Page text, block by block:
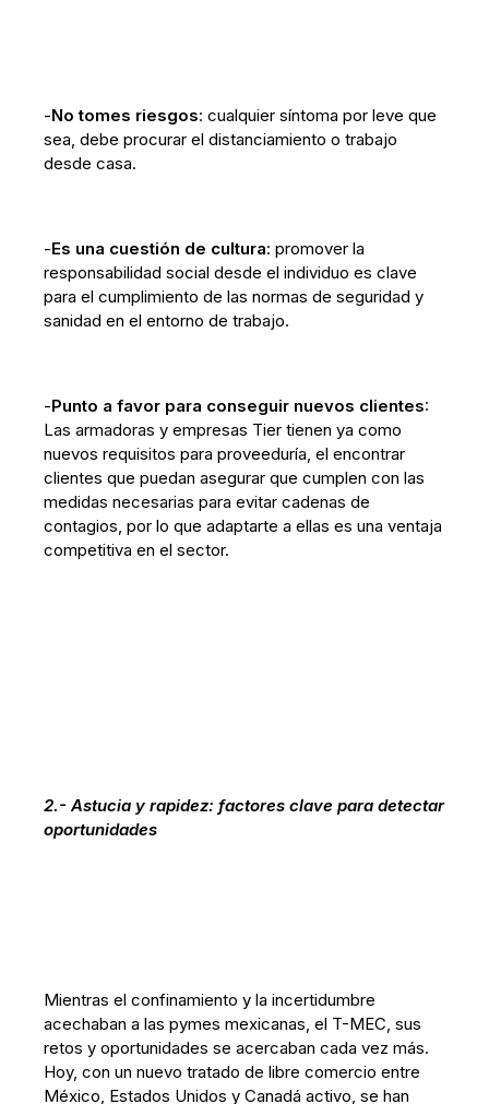
-No tomes riesgos: cualquier síntoma por leve que
sea, debe procurar el distanciamiento o trabajo
desde casa.
-Es una cuestión de cultura: promover la
responsabilidad social desde el individuo es clave
para el cumplimiento de las normas de seguridad y
sanidad en el entorno de trabajo.
-Punto a favor para conseguir nuevos clientes:
Las armadoras y empresas Tier tienen ya como
nuevos requisitos para proveeduría, el encontrar
clientes que puedan asegurar que cumplen con las
medidas necesarias para evitar cadenas de
contagios, por lo que adaptarte a ellas es una ventaja
competitiva en el sector.
2.- Astucia y rapidez: factores clave para detectar
oportunidades
Mientras el confinamiento y la incertidumbre
acechaban a las pymes mexicanas, el T-MEC, sus
retos y oportunidades se acercaban cada vez más.
Hoy, con un nuevo tratado de libre comercio entre
México, Estados Unidos y Canadá activo, se han